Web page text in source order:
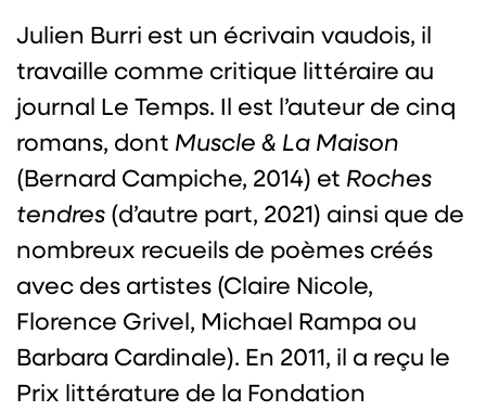
Julien Burri est un écrivain vaudois, il
travaille comme critique littéraire au
journal Le Temps. Il est l’auteur de cinq
romans, dont Muscle & La Maison
(Bernard Campiche, 2014) et Roches
tendres (d’autre part, 2021) ainsi que de
nombreux recueils de poèmes créés
avec des artistes (Claire Nicole,
Florence Grivel, Michael Rampa ou
Barbara Cardinale). En 2011, il a reçu le
Prix littérature de la Fondation